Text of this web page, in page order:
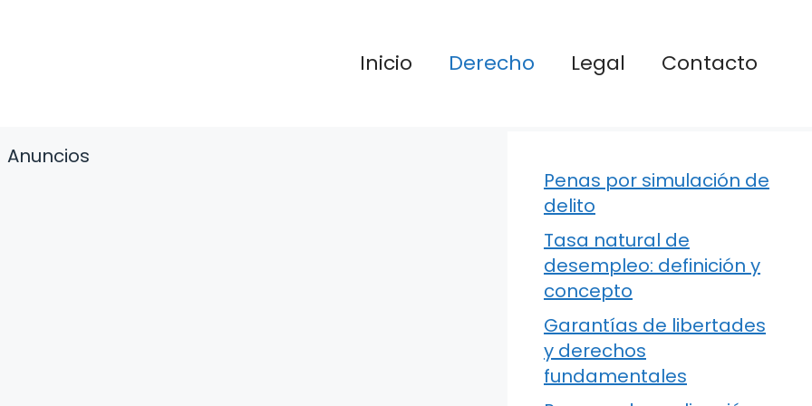
Inicio Derecho Legal Contacto
Anuncios
Penas por simulación de
delito
Tasa natural de
desempleo: definición y
concepto
Garantías de libertades
y derechos
fundamentales